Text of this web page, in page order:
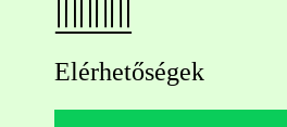
Elérhetőségek